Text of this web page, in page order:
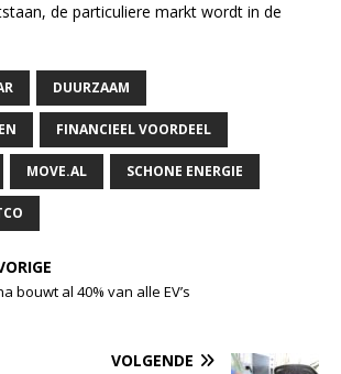
de particuliere markt wordt in de
DUURZAAM
FINANCIEEL VOORDEEL
MOVE.AL SCHONE ENERGIE
bouwt al 40% van alle EV’s
VOLGENDE